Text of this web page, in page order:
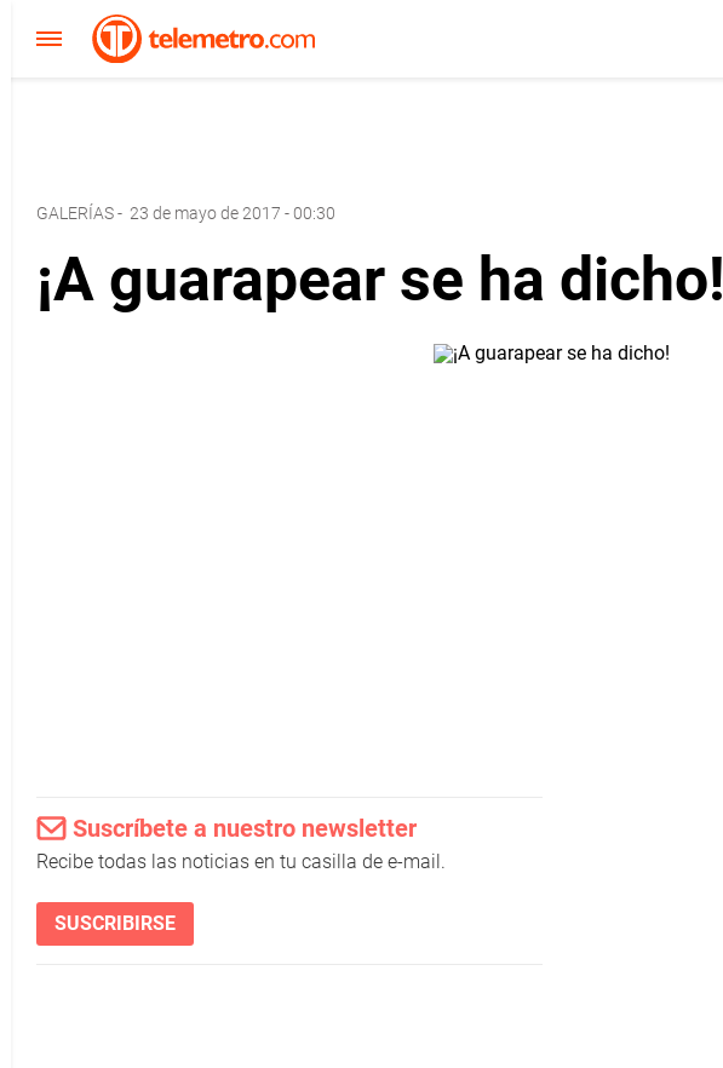
GALERÍAS- 23 de mayo de 2017 - 00:30
¡A guarapear se ha dicho!
Suscríbete a nuestro newsletter
Recibe todas las noticias en tu casilla de e-mail.
SUSCRIBIRSE